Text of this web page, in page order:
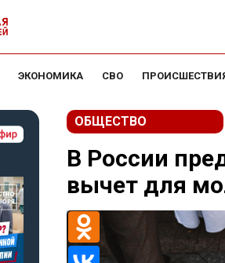
ЭКОНОМИКА СВО
ОБЩЕСТВО
В России
вычет для